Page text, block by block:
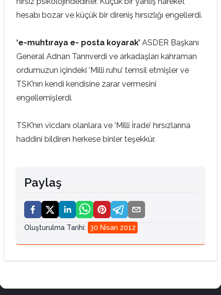
hesabı bozar ve küçük bir direniş hırsızlığı engellerdi.
‘e-muhtıraya e- posta koyarak’ ASDER Başkanı
General Adnan Tanrıverdi ve arkadaşları kahraman
ordumuzun içindeki ‘Milli ruhu’ temsil etmişler ve
TSK’nın kendi kendisine zarar vermesini
engellemişlerdi.
TSK’nın vicdanı olanlara ve ‘Milli İrade’ hırsızlarına
haddini bildiren herkese binler teşekkür.
Paylaş
Oluşturulma Tarihi: 30 Nisan 2012